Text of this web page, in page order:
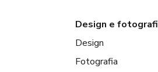
Design e
Design
Fotografia